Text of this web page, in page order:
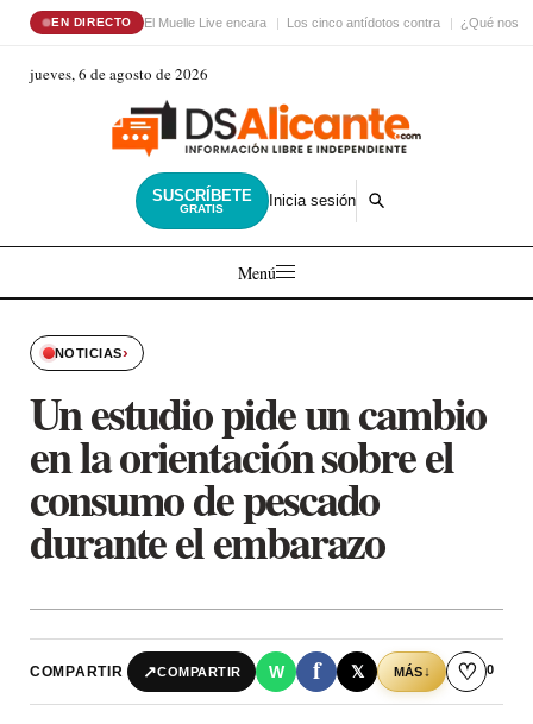
EN DIRECTO El Muelle Live encara Los cinco antídotos contra ¿Qué nos
jueves, 6 de agosto de 2026
SUSCRÍBETE
GRATIS Inicia sesión
Menú
NOTICIAS›
Un estudio pide un cambio
en la orientación sobre el
consumo de pescado
durante el embarazo
COMPARTIR ↗COMPARTIR W f 𝕏 MÁS↓ ♡ 0